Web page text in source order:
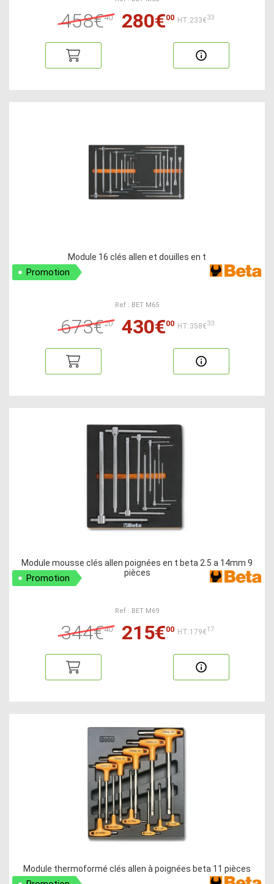
458€40 280€00 HT:233€33
Module 16 clés allen et douilles en t
Promotion
Ref : BET M65
673€20 430€00 HT:358€33
Module mousse clés allen poignées en t beta 2.5 a 14mm 9
pièces
Promotion
Ref : BET M69
344€40 215€00 HT:179€17
Module thermoformé clés allen à poignées beta 11 pièces